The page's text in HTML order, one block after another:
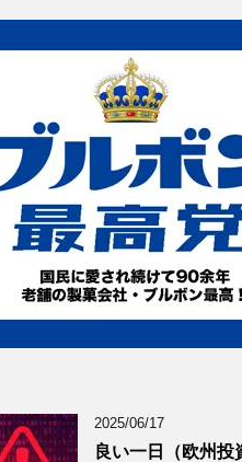
2025/06/17
良い一日（欧州投